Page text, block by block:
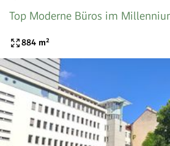
Top Moderne Büros im
884 m²